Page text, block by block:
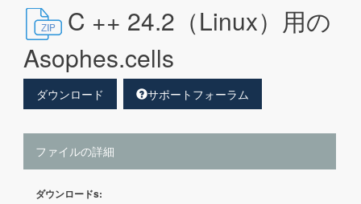
C ++ 24.2（Linux）用の
Asophes.cells
ダウンロード サポートフォーラム
ファイルの詳細
ダウンロードs: